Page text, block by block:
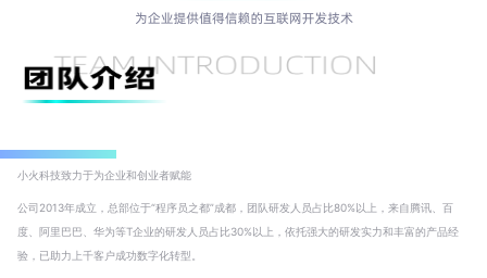
小火科技致力于为企业和创业者赋能
公司2013年成立，总部位于“程序员之都”成都，团队研发人员占比80%以上，来自腾讯、百
度、阿里巴巴、华为等T企业的研发人员占比30%以上，依托强大的研发实力和丰富的产品经
验，已助力上千客户成功数字化转型。